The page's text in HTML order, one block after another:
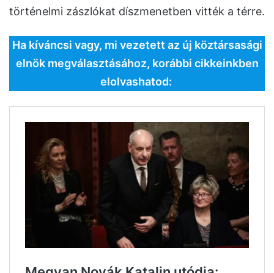
történelmi zászlókat díszmenetben vitték a térre.
Ha kíváncsi vagy, mi vezetett az új köztársasági
elnök megválasztásához, korábbi cikkeinkben
elolvashatod: